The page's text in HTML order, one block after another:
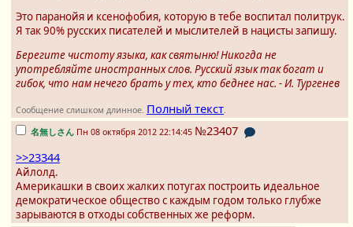
Это паранойя и ксенофобия, которую в тебе воспитал политрук.
Я так 90% русских писателей и мыслителей в нацисты запишу.
Берегите чистоту языка, как святыню! Никогда не
употребляйте иностранных слов. Русский язык так богат и
гибок, что нам нечего брать у тех, кто беднее нас. - И. Тургенев
Сообщение слишком длинное. Полный текст.
名無しさん Пн 08 октября 2012 22:14:45 №23407
>>23344
Айлолд.
Америкашки в своих жалких потугах построить идеальное
демократическое общество с каждым годом только глубже
зарываются в отходы собственных же реформ.